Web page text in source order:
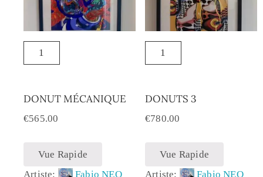
DONUT MÉCANIQUE
€565.00
Vue Rapide
Artiste:
Fabio NEO
DONUTS 3
€780.00
Vue Rapide
Artiste:
Fabio NEO